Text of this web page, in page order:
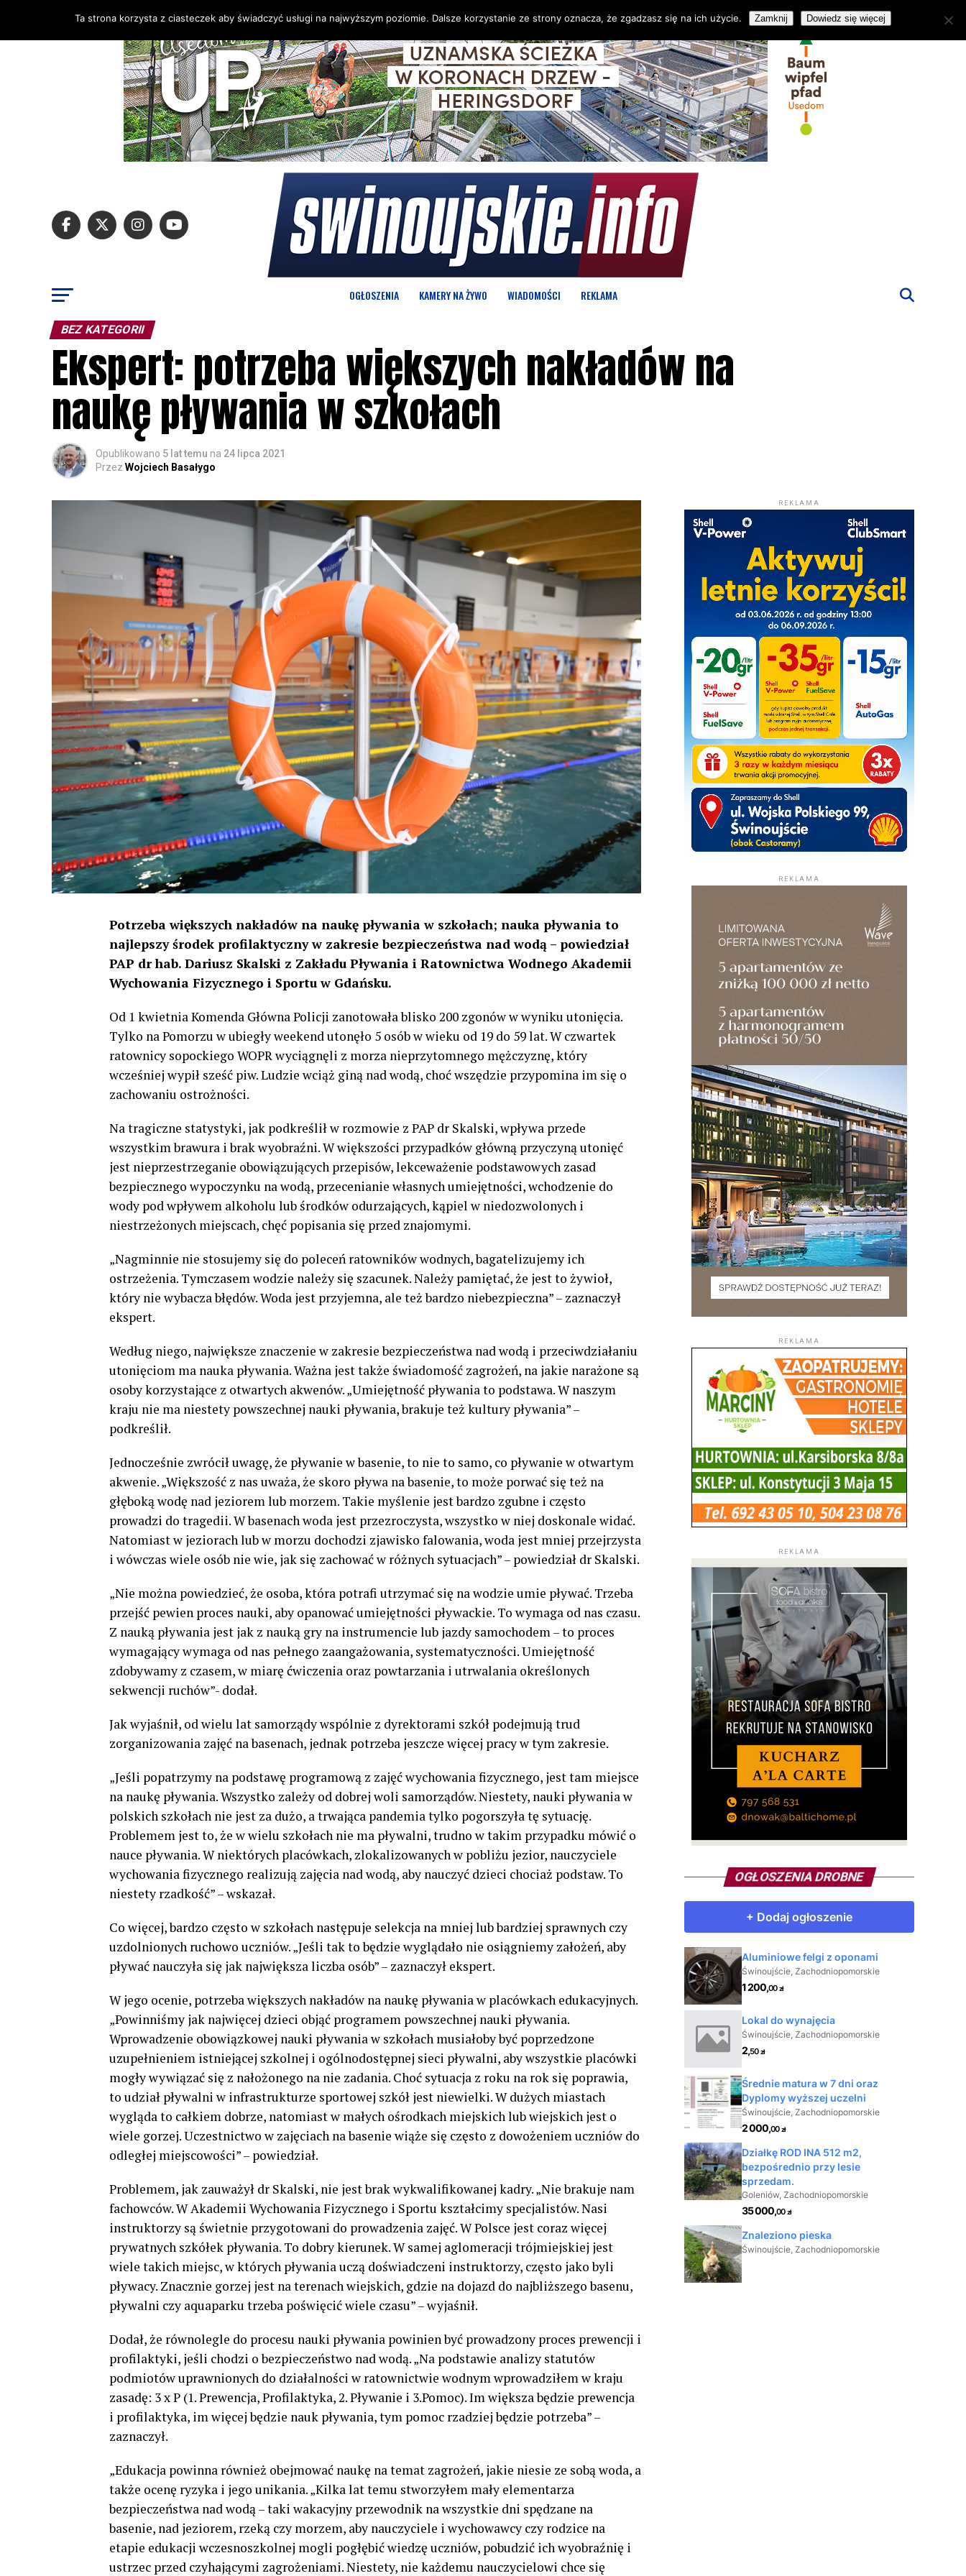
OGŁOSZENIA KAMERY NA ŻYWO WIADOMOŚCI REKLAMA
BEZ KATEGORII
Ekspert: potrzeba większych nakładów na
naukę pływania w szkołach
Opublikowano 5 lat temu na 24 lipca 2021
Przez Wojciech Basałygo
Potrzeba większych nakładów na naukę pływania w szkołach; nauka pływania to
najlepszy środek profilaktyczny w zakresie bezpieczeństwa nad wodą – powiedział
PAP dr hab. Dariusz Skalski z Zakładu Pływania i Ratownictwa Wodnego Akademii
Wychowania Fizycznego i Sportu w Gdańsku.
Od 1 kwietnia Komenda Główna Policji zanotowała blisko 200 zgonów w wyniku utonięcia.
Tylko na Pomorzu w ubiegły weekend utonęło 5 osób w wieku od 19 do 59 lat. W czwartek
ratownicy sopockiego WOPR wyciągnęli z morza nieprzytomnego mężczyznę, który
wcześniej wypił sześć piw. Ludzie wciąż giną nad wodą, choć wszędzie przypomina im się o
zachowaniu ostrożności.
Na tragiczne statystyki, jak podkreślił w rozmowie z PAP dr Skalski, wpływa przede
wszystkim brawura i brak wyobraźni. W większości przypadków główną przyczyną utonięć
jest nieprzestrzeganie obowiązujących przepisów, lekceważenie podstawowych zasad
bezpiecznego wypoczynku na wodą, przecenianie własnych umiejętności, wchodzenie do
wody pod wpływem alkoholu lub środków odurzających, kąpiel w niedozwolonych i
niestrzeżonych miejscach, chęć popisania się przed znajomymi.
„Nagminnie nie stosujemy się do poleceń ratowników wodnych, bagatelizujemy ich
ostrzeżenia. Tymczasem wodzie należy się szacunek. Należy pamiętać, że jest to żywioł,
który nie wybacza błędów. Woda jest przyjemna, ale też bardzo niebezpieczna” – zaznaczył
ekspert.
Według niego, największe znaczenie w zakresie bezpieczeństwa nad wodą i przeciwdziałaniu
utonięciom ma nauka pływania. Ważna jest także świadomość zagrożeń, na jakie narażone są
osoby korzystające z otwartych akwenów. „Umiejętność pływania to podstawa. W naszym
kraju nie ma niestety powszechnej nauki pływania, brakuje też kultury pływania” –
podkreślił.
Jednocześnie zwrócił uwagę, że pływanie w basenie, to nie to samo, co pływanie w otwartym
akwenie. „Większość z nas uważa, że skoro pływa na basenie, to może porwać się też na
głęboką wodę nad jeziorem lub morzem. Takie myślenie jest bardzo zgubne i często
prowadzi do tragedii. W basenach woda jest przezroczysta, wszystko w niej doskonale widać.
Natomiast w jeziorach lub w morzu dochodzi zjawisko falowania, woda jest mniej przejrzysta
i wówczas wiele osób nie wie, jak się zachować w różnych sytuacjach” – powiedział dr Skalski.
„Nie można powiedzieć, że osoba, która potrafi utrzymać się na wodzie umie pływać. Trzeba
przejść pewien proces nauki, aby opanować umiejętności pływackie. To wymaga od nas czasu.
Z nauką pływania jest jak z nauką gry na instrumencie lub jazdy samochodem – to proces
wymagający wymaga od nas pełnego zaangażowania, systematyczności. Umiejętność
zdobywamy z czasem, w miarę ćwiczenia oraz powtarzania i utrwalania określonych
sekwencji ruchów”- dodał.
Jak wyjaśnił, od wielu lat samorządy wspólnie z dyrektorami szkół podejmują trud
zorganizowania zajęć na basenach, jednak potrzeba jeszcze więcej pracy w tym zakresie.
„Jeśli popatrzymy na podstawę programową z zajęć wychowania fizycznego, jest tam miejsce
na naukę pływania. Wszystko zależy od dobrej woli samorządów. Niestety, nauki pływania w
polskich szkołach nie jest za dużo, a trwająca pandemia tylko pogorszyła tę sytuację.
Problemem jest to, że w wielu szkołach nie ma pływalni, trudno w takim przypadku mówić o
nauce pływania. W niektórych placówkach, zlokalizowanych w pobliżu jezior, nauczyciele
wychowania fizycznego realizują zajęcia nad wodą, aby nauczyć dzieci chociaż podstaw. To
niestety rzadkość” – wskazał.
Co więcej, bardzo często w szkołach następuje selekcja na mniej lub bardziej sprawnych czy
uzdolnionych ruchowo uczniów. „Jeśli tak to będzie wyglądało nie osiągniemy założeń, aby
pływać nauczyła się jak największa liczba osób” – zaznaczył ekspert.
W jego ocenie, potrzeba większych nakładów na naukę pływania w placówkach edukacyjnych.
„Powinniśmy jak najwięcej dzieci objąć programem powszechnej nauki pływania.
Wprowadzenie obowiązkowej nauki pływania w szkołach musiałoby być poprzedzone
uzupełnieniem istniejącej szkolnej i ogólnodostępnej sieci pływalni, aby wszystkie placówki
mogły wywiązać się z nałożonego na nie zadania. Choć sytuacja z roku na rok się poprawia,
to udział pływalni w infrastrukturze sportowej szkół jest niewielki. W dużych miastach
wygląda to całkiem dobrze, natomiast w małych ośrodkach miejskich lub wiejskich jest o
wiele gorzej. Uczestnictwo w zajęciach na basenie wiąże się często z dowożeniem uczniów do
odległej miejscowości” – powiedział.
Problemem, jak zauważył dr Skalski, nie jest brak wykwalifikowanej kadry. „Nie brakuje nam
fachowców. W Akademii Wychowania Fizycznego i Sportu kształcimy specjalistów. Nasi
instruktorzy są świetnie przygotowani do prowadzenia zajęć. W Polsce jest coraz więcej
prywatnych szkółek pływania. To dobry kierunek. W samej aglomeracji trójmiejskiej jest
wiele takich miejsc, w których pływania uczą doświadczeni instruktorzy, często jako byli
pływacy. Znacznie gorzej jest na terenach wiejskich, gdzie na dojazd do najbliższego basenu,
pływalni czy aquaparku trzeba poświęcić wiele czasu” – wyjaśnił.
Dodał, że równolegle do procesu nauki pływania powinien być prowadzony proces prewencji i
profilaktyki, jeśli chodzi o bezpieczeństwo nad wodą. „Na podstawie analizy statutów
podmiotów uprawnionych do działalności w ratownictwie wodnym wprowadziłem w kraju
zasadę: 3 x P (1. Prewencja, Profilaktyka, 2. Pływanie i 3.Pomoc). Im większa będzie prewencja
i profilaktyka, im więcej będzie nauk pływania, tym pomoc rzadziej będzie potrzeba” –
zaznaczył.
„Edukacja powinna również obejmować naukę na temat zagrożeń, jakie niesie ze sobą woda, a
także ocenę ryzyka i jego unikania. „Kilka lat temu stworzyłem mały elementarza
bezpieczeństwa nad wodą – taki wakacyjny przewodnik na wszystkie dni spędzane na
basenie, nad jeziorem, rzeką czy morzem, aby nauczyciele i wychowawcy czy rodzice na
etapie edukacji wczesnoszkolnej mogli pogłębić wiedzę uczniów, pobudzić ich wyobraźnię i
ustrzec przed czyhającymi zagrożeniami. Niestety, nie każdemu nauczycielowi chce się
REKLAMA
REKLAMA
REKLAMA
REKLAMA
OGŁOSZENIA DROBNE
Ta strona korzysta z ciasteczek aby świadczyć usługi na najwyższym poziomie. Dalsze korzystanie ze strony oznacza, że zgadzasz się na ich użycie. Zamknij Dowiedz się więcej